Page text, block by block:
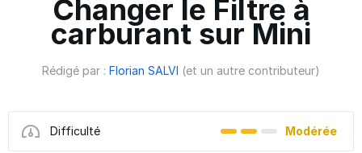
Changer le Filtre à
carburant sur Mini
Rédigé par : Florian SALVI (et un autre contributeur)
Difficulté Modérée